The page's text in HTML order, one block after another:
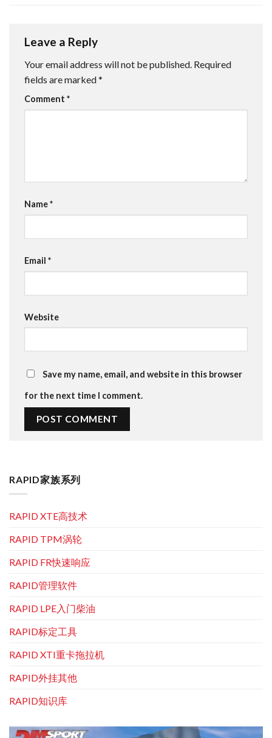
Leave a Reply
Your email address will not be published. Required
fields are marked*
Comment *
Name*
Email *
Website
Save my name, email, and website in this browser
for the next time I comment.
RAPID家族系列
RAPID XTE高技术
RAPID TPM涡轮
RAPID FR快速响应
RAPID管理软件
RAPID LPE入门柴油
RAPID标定工具
RAPID XTI重卡拖拉机
RAPID外挂其他
RAPID知识库